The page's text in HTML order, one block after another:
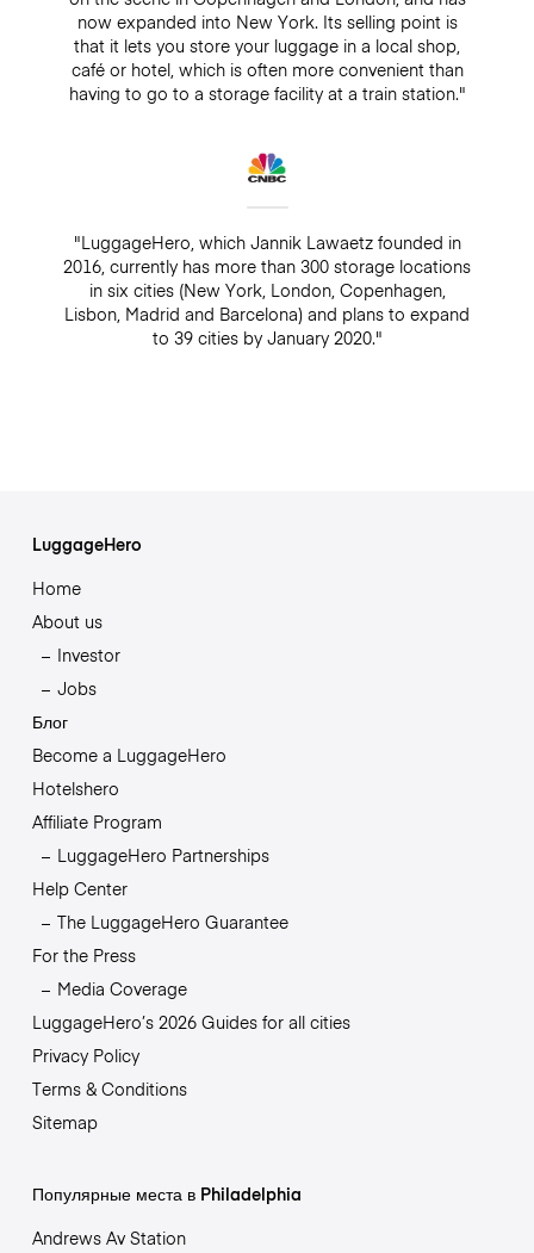
now expanded into New York. Its selling point is
that it lets you store your luggage in a local shop,
café or hotel, which is often more convenient than
having to go to a storage facility at a train station."
"LuggageHero, which Jannik Lawaetz founded in
2016, currently has more than 300 storage locations
in six cities (New York, London, Copenhagen,
Lisbon, Madrid and Barcelona) and plans to expand
to 39 cities by January 2020."
LuggageHero
Home
About us
Investor
Jobs
Блог
Become a LuggageHero
Hotelshero
Affiliate Program
LuggageHero Partnerships
Help Center
The LuggageHero Guarantee
For the Press
Media Coverage
LuggageHero’s 2026 Guides for all cities
Privacy Policy
Terms & Conditions
Sitemap
Популярные места в Philadelphia
Andrews Av Station